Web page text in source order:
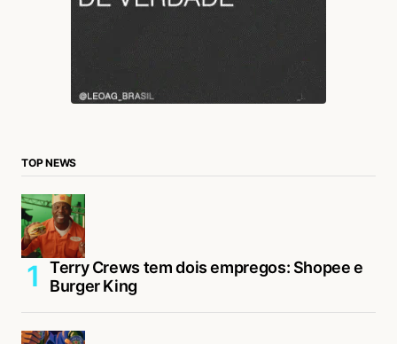
TOP NEWS
Terry Crews tem dois empregos: Shopee e
Burger King